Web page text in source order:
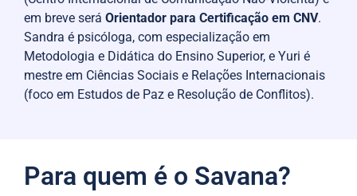
em breve será Orientador para Certificação em CNV.
Sandra é psicóloga, com especialização em
Metodologia e Didática do Ensino Superior, e Yuri é
mestre em Ciências Sociais e Relações Internacionais
(foco em Estudos de Paz e Resolução de Conflitos).
Para quem é o Savana?